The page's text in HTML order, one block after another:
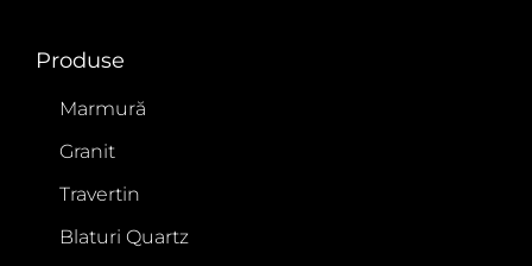
Produse
Marmură
Granit
Travertin
Blaturi Quartz